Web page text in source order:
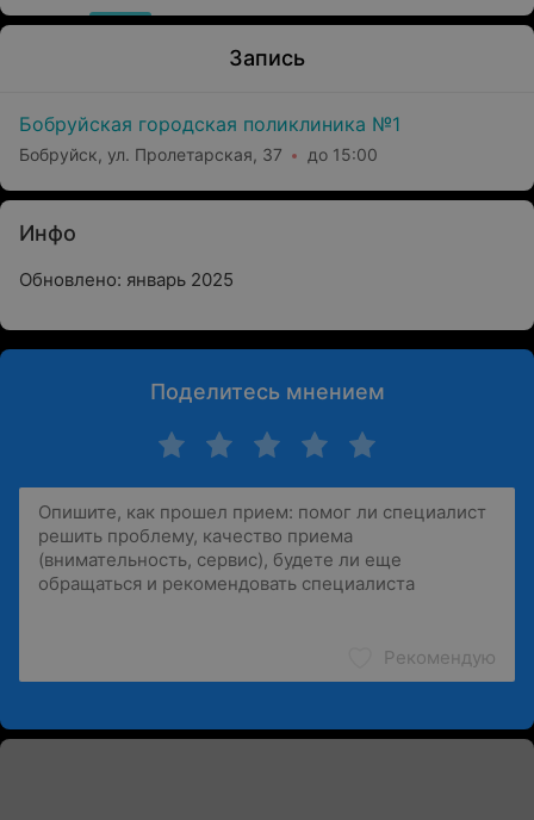
Запись
Бобруйская городская поликлиника №1
Бобруйск, ул. Пролетарская, 37 до 15:00
Инфо
Обновлено: январь 2025
Поделитесь мнением
Рекомендую